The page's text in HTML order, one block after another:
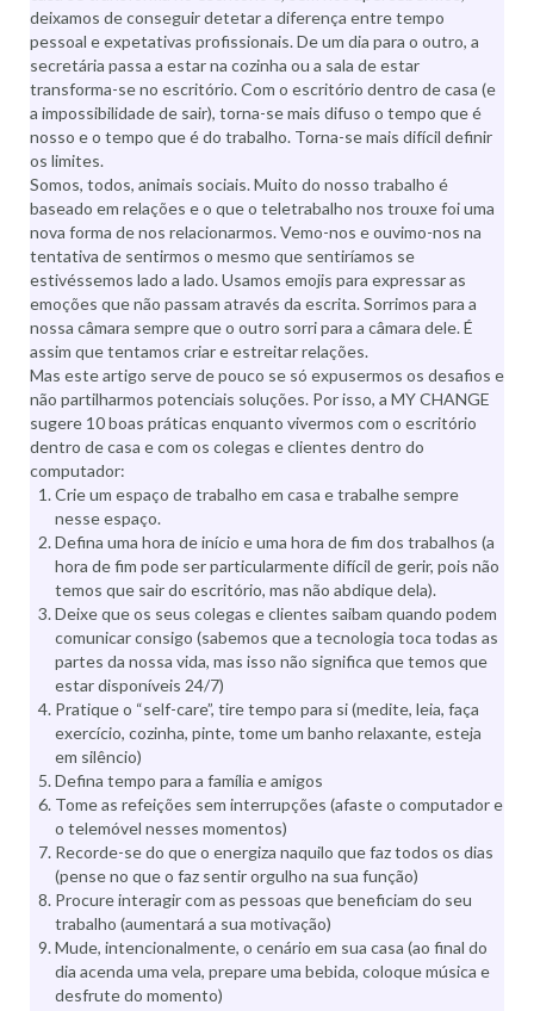
deixamos de conseguir detetar a diferença entre tempo
pessoal e expetativas profissionais. De um dia para o outro, a
secretária passa a estar na cozinha ou a sala de estar
transforma-se no escritório. Com o escritório dentro de casa (e
a impossibilidade de sair), torna-se mais difuso o tempo que é
nosso e o tempo que é do trabalho. Torna-se mais difícil definir
os limites.
Somos, todos, animais sociais. Muito do nosso trabalho é
baseado em relações e o que o teletrabalho nos trouxe foi uma
nova forma de nos relacionarmos. Vemo-nos e ouvimo-nos na
tentativa de sentirmos o mesmo que sentiríamos se
estivéssemos lado a lado. Usamos emojis para expressar as
emoções que não passam através da escrita. Sorrimos para a
nossa câmara sempre que o outro sorri para a câmara dele. É
assim que tentamos criar e estreitar relações.
Mas este artigo serve de pouco se só expusermos os desafios e
não partilharmos potenciais soluções. Por isso, a MY CHANGE
sugere 10 boas práticas enquanto vivermos com o escritório
dentro de casa e com os colegas e clientes dentro do
computador:
Crie um espaço de trabalho em casa e trabalhe sempre
nesse espaço.
Defina uma hora de início e uma hora de fim dos trabalhos (a
hora de fim pode ser particularmente difícil de gerir, pois não
temos que sair do escritório, mas não abdique dela).
Deixe que os seus colegas e clientes saibam quando podem
comunicar consigo (sabemos que a tecnologia toca todas as
partes da nossa vida, mas isso não significa que temos que
estar disponíveis 24/7)
Pratique o “self-care”, tire tempo para si (medite, leia, faça
exercício, cozinha, pinte, tome um banho relaxante, esteja
em silêncio)
Defina tempo para a família e amigos
Tome as refeições sem interrupções (afaste o computador e
o telemóvel nesses momentos)
Recorde-se do que o energiza naquilo que faz todos os dias
(pense no que o faz sentir orgulho na sua função)
Procure interagir com as pessoas que beneficiam do seu
trabalho (aumentará a sua motivação)
Mude, intencionalmente, o cenário em sua casa (ao final do
dia acenda uma vela, prepare uma bebida, coloque música e
desfrute do momento)